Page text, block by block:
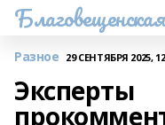
Разное 29 СЕНТЯБРЯ 2025,
Эксперты